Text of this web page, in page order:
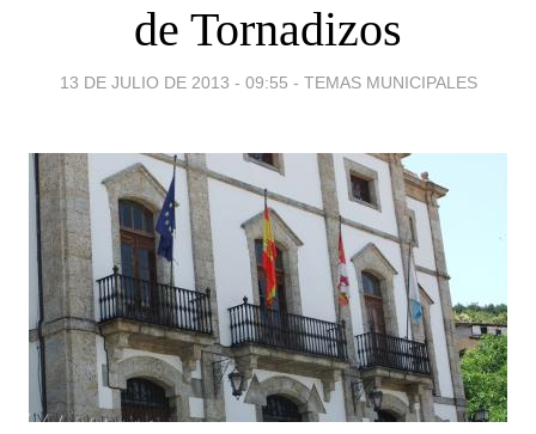
de Tornadizos
13 DE JULIO DE 2013 - 09:55 - TEMAS MUNICIPALES